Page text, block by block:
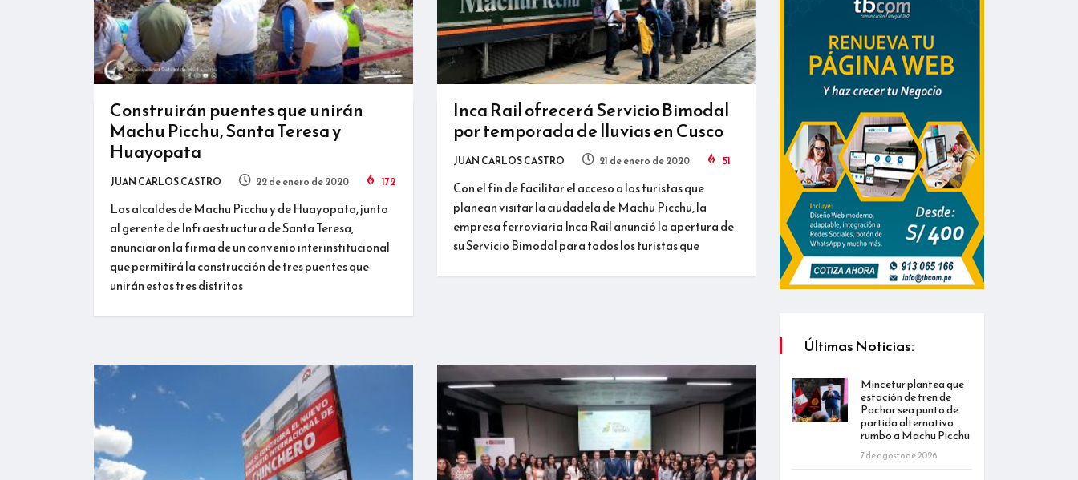
Construirán puentes que unirán
Machu Picchu, Santa Teresa y
Huayopata
JUAN CARLOS CASTRO 22 de enero de 2020 172
Los alcaldes de Machu Picchu y de Huayopata, junto
al gerente de Infraestructura de Santa Teresa,
anunciaron la firma de un convenio interinstitucional
que permitirá la construcción de tres puentes que
unirán estos tres distritos
Inca Rail ofrecerá Servicio Bimodal
por temporada de lluvias en Cusco
JUAN CARLOS CASTRO 21 de enero de 2020 51
Con el fin de facilitar el acceso a los turistas que
planean visitar la ciudadela de Machu Picchu, la
empresa ferroviaria Inca Rail anunció la apertura de
su Servicio Bimodal para todos los turistas que
Últimas Noticias:
Mincetur plantea que
estación de tren de
Pachar sea punto de
partida alternativo
rumbo a Machu Picchu
7 de agosto de 2026